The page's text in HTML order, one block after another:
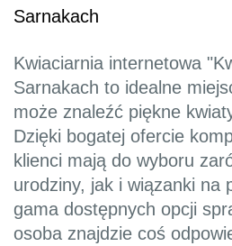
Sarnakach
Kwiaciarnia internetowa
Sarnakach to idealne
może znaleźć piękne
Dzięki bogatej ofercie
klienci mają do wyboru
urodziny, jak i wiązanki na
gama dostępnych opcji
osoba znajdzie coś